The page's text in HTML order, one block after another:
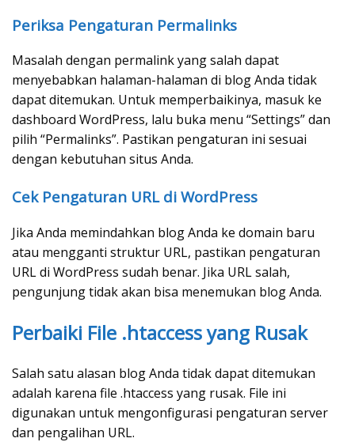
Periksa Pengaturan Permalinks
Masalah dengan permalink yang salah dapat
menyebabkan halaman-halaman di blog Anda tidak
dapat ditemukan. Untuk memperbaikinya, masuk ke
dashboard WordPress, lalu buka menu “Settings” dan
pilih “Permalinks”. Pastikan pengaturan ini sesuai
dengan kebutuhan situs Anda.
Cek Pengaturan URL di WordPress
Jika Anda memindahkan blog Anda ke domain baru
atau mengganti struktur URL, pastikan pengaturan
URL di WordPress sudah benar. Jika URL salah,
pengunjung tidak akan bisa menemukan blog Anda.
Perbaiki File .htaccess yang Rusak
Salah satu alasan blog Anda tidak dapat ditemukan
adalah karena file .htaccess yang rusak. File ini
digunakan untuk mengonfigurasi pengaturan server
dan pengalihan URL.